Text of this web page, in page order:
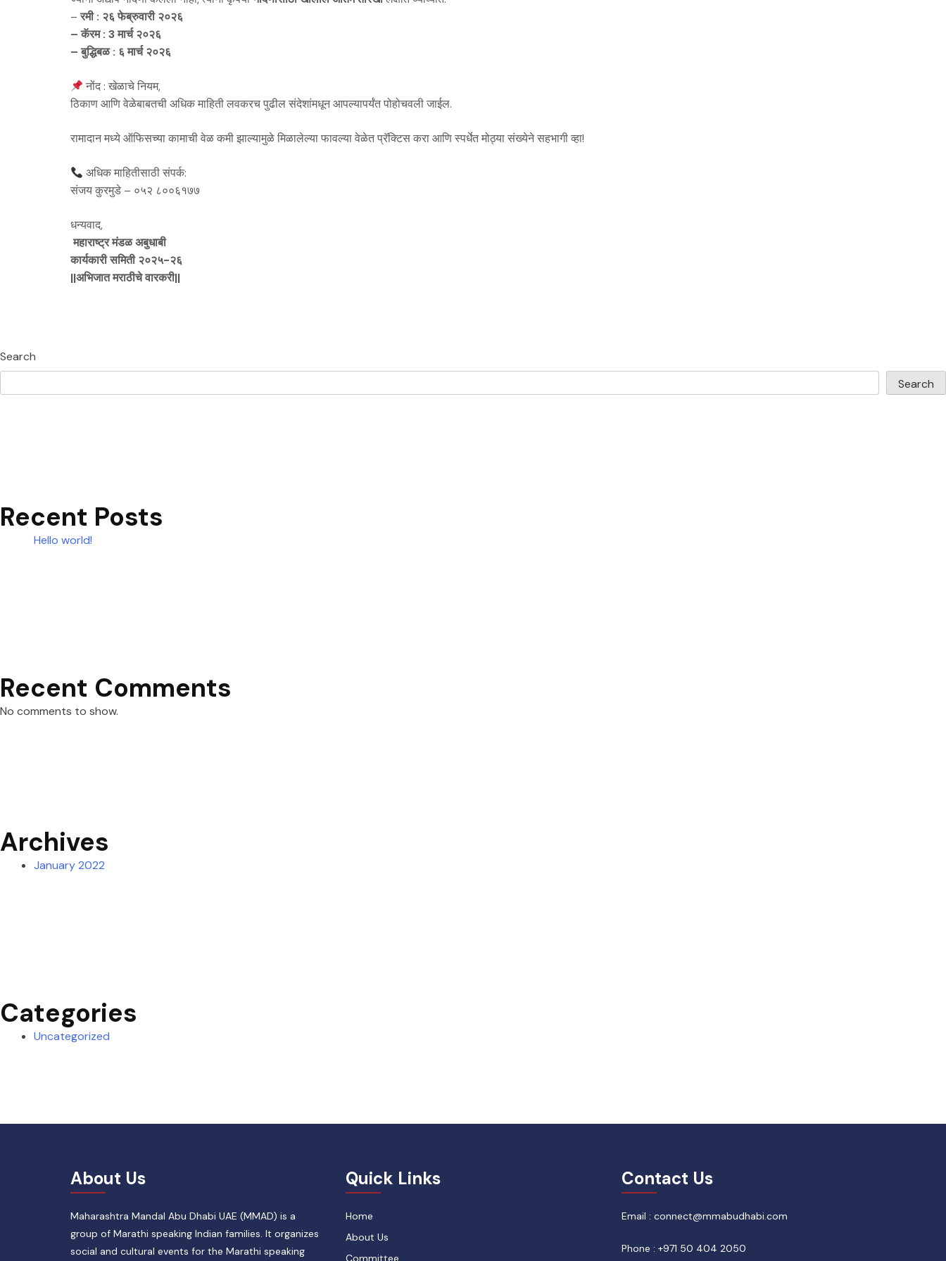
–रमी : २६ फेब्रुवारी २०२६
– कॅरम : 3 मार्च २०२६
– बुद्धिबळ : ६ मार्च २०२६
नोंद : खेळाचे नियम,
ठिकाण आणि वेळेबाबतची अधिक माहिती लवकरच पुढील संदेशांमधून आपल्यापर्यंत पोहोचवली जाईल.
रामादान मध्ये ​ऑफिसच्या कामाची वेळ कमी झाल्यामुळे मिळालेल्या फावल्या वेळेत प्रॅक्टिस करा आणि स्पर्धेत मोठ्या संख्येने सहभागी व्हा!
अधिक माहितीसाठी संपर्क:
संजय कुरमुडे – ०५२ ८००६१७७
​धन्यवाद,
​महाराष्ट्र मंडळ अबुधाबी
कार्यकारी समिती २०२५-२६
||अभिजात मराठीचे वारकरी||
Search
Search
Recent Posts
Hello world!
Recent Comments
No comments to show.
Archives
January 2022
Categories
Uncategorized
About Us
Maharashtra Mandal Abu Dhabi UAE (MMAD) is a
group of Marathi speaking Indian families. It organizes
social and cultural events for the Marathi speaking
Quick Links
Home
About Us
Committee
Contact Us
Email : connect@mmabudhabi.com
Phone : +971 50 404 2050